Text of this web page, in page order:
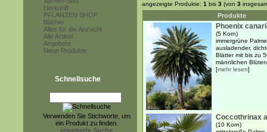
Herkunft
PFLANZEN SHOP
Bücher
Alles für die Anzucht
Alle Artikel
Angebote
Neue Produkte
Schnellsuche
Verwenden Sie Stichworte, um
ein Produkt zu finden.
erweiterte Suche
angezeigte Produkte: 1 bis 3 (von 3
Produkte
Phoenix
(5 Korn)
immergrüne
ausladender,
Blätter mit bis zu
männlichen
[mehr lesen]
Coccothrinax
(10 Korn)